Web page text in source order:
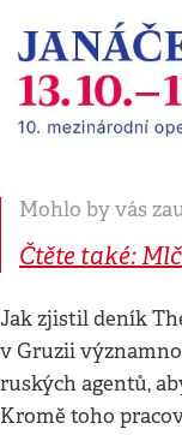
Mohlo by vás
Čtěte také:
Jak zjistil deník
v Gruzii
ruských agentů,
Kromě toho